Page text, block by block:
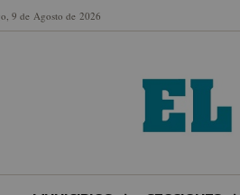
9 de Agosto de 2026